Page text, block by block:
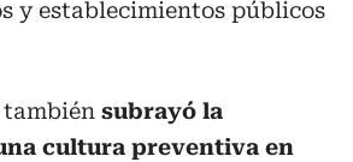
y establecimientos públicos
subrayó la
cultura preventiva en